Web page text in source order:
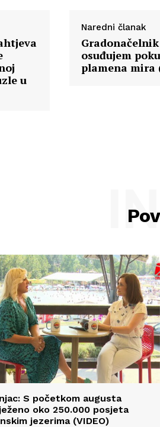
u
Naredni članak
osuđujem
plamena mira
S početkom augusta
oko 250.000 posjeta
jezerima (VIDEO)